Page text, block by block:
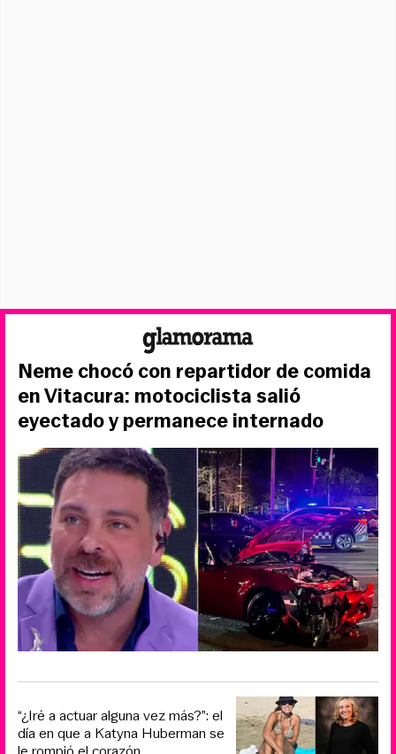
Neme chocó con repartidor de comida
en Vitacura: motociclista salió
eyectado y permanece internado
“¿Iré a actuar alguna vez más?”: el
día en que a Katyna Huberman se